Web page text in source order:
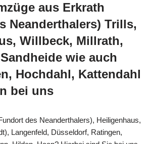
aus Erkrath
Neanderthalers) Trills,
Willbeck, Millrath,
wie auch
Hochdahl, Kattendahl
bei uns
des Neanderthalers), Heiligenhaus,
Langenfeld, Düsseldorf, Ratingen,